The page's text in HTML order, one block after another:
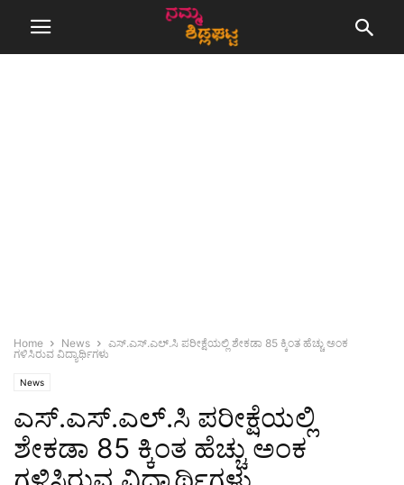
Home News
ಎಸ್.ಎಸ್.ಎಲ್.ಸಿ ಪರೀಕ್ಷೆಯಲ್ಲಿ ಶೇಕಡಾ 85 ಕ್ಕಿಂತ ಹೆಚ್ಚು ಅಂಕ
ಗಳಿಸಿರುವ ವಿದ್ಯಾರ್ಥಿಗಳು
News
ಎಸ್.ಎಸ್.ಎಲ್.ಸಿ ಪರೀಕ್ಷೆಯಲ್ಲಿ
ಶೇಕಡಾ 85 ಕ್ಕಿಂತ ಹೆಚ್ಚು ಅಂಕ